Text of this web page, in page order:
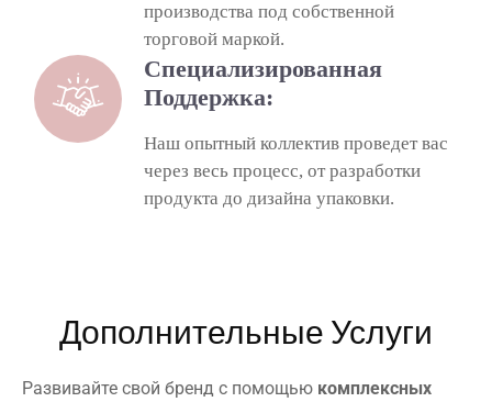
производства под собственной
торговой маркой.
Специализированная
Поддержка:
Наш опытный коллектив проведет вас
через весь процесс, от разработки
продукта до дизайна упаковки.
Дополнительные Услуги
Развивайте свой бренд с помощью комплексных